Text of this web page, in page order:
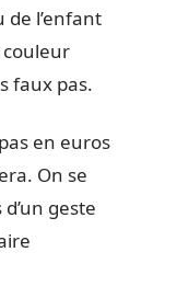
de l’enfant
faux pas.
en euros
On se
geste